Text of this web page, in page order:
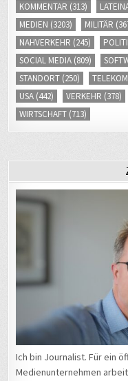
KOMMENTAR (313)
MEDIEN (3203) MILITÄR
NAHVERKEHR (245)
SOCIAL MEDIA (809)
STANDORT (250)
USA (442) VERKEHR (378)
WIRTSCHAFT (713)
Ich bin Journalist. Für ein
Medienunternehmen